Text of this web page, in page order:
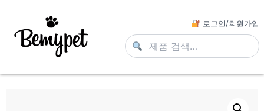
로그인/회원가입